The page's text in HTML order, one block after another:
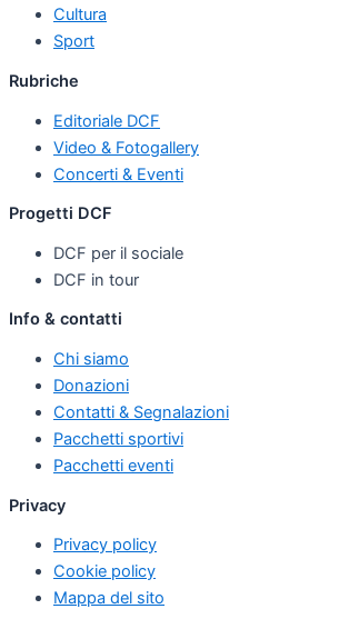
Cultura
Sport
Rubriche
Editoriale DCF
Video & Fotogallery
Concerti & Eventi
Progetti DCF
DCF per il sociale
DCF in tour
Info & contatti
Chi siamo
Donazioni
Contatti & Segnalazioni
Pacchetti sportivi
Pacchetti eventi
Privacy
Privacy policy
Cookie policy
Mappa del sito